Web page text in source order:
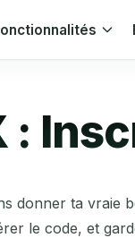
:
donner ta vraie
le code, et